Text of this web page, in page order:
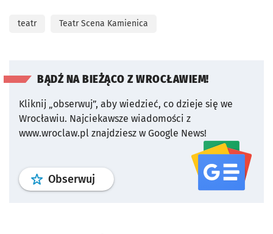
teatr Teatr Scena Kamienica
BĄDŹ NA BIEŻĄCO Z WROCŁAWIEM!
Kliknij „obserwuj”, aby wiedzieć, co dzieje się we
Wrocławiu. Najciekawsze wiadomości z
www.wroclaw.pl znajdziesz w Google News!
Obserwuj profil serwisu